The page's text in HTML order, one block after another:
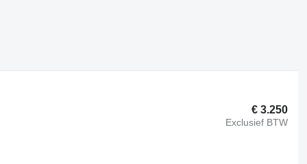
€ 3.250
Exclusief BTW